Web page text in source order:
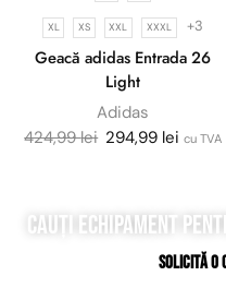
XL XS XXL XXXL +3
Geacă adidas Entrada 26
Light
Adidas
424,99lei 294,99 lei cu TVA
Cauți echipament
Solicită o